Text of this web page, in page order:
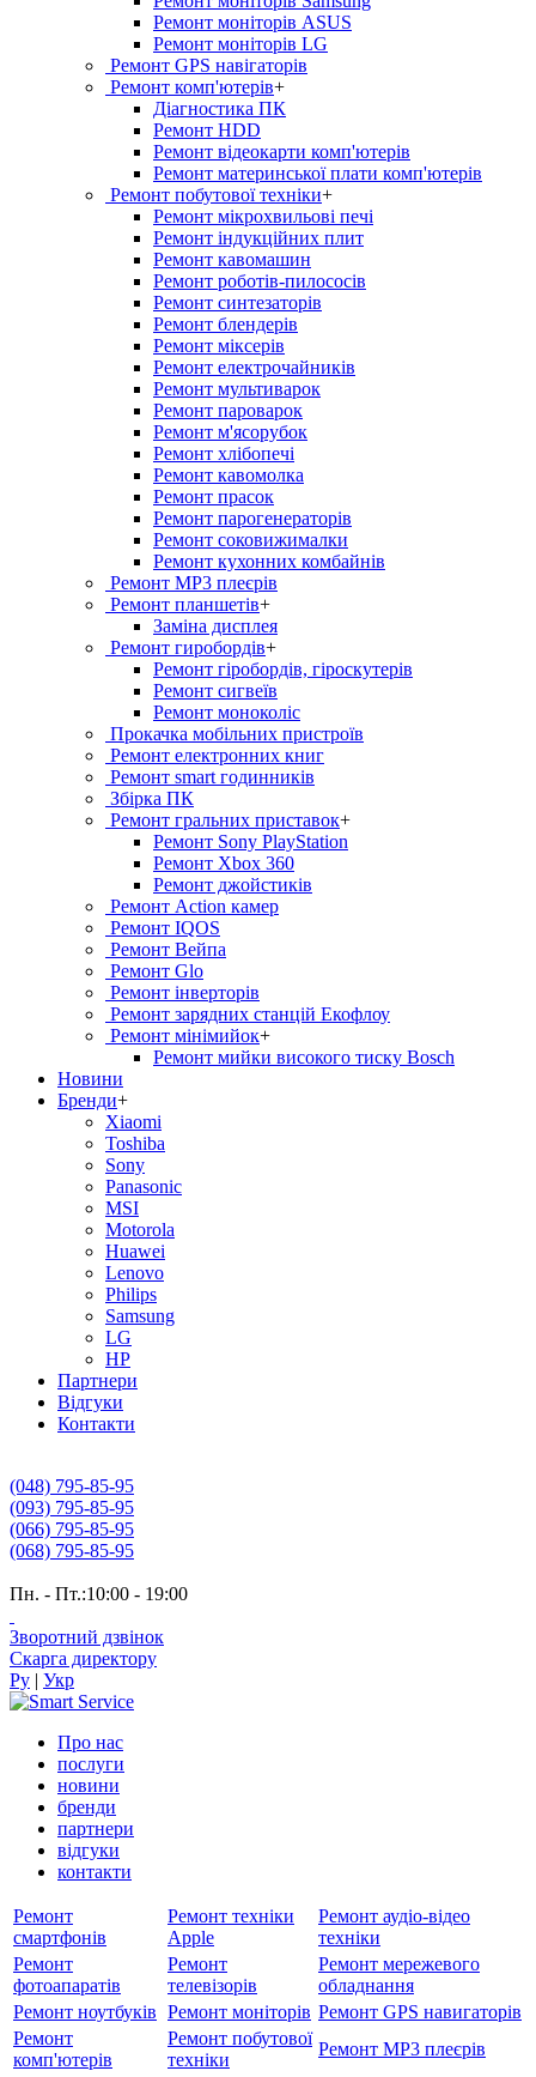
Ремонт моніторів ASUS
Ремонт моніторів LG
Ремонт GPS навігаторів
Ремонт комп'ютерів+
Діагностика ПК
Ремонт HDD
Ремонт відеокарти комп'ютерів
Ремонт материнської плати комп'ютерів
Ремонт побутової техніки+
Ремонт мікрохвильові печі
Ремонт індукційних плит
Ремонт кавомашин
Ремонт роботів-пилососів
Ремонт синтезаторів
Ремонт блендерiв
Ремонт мiксерiв
Ремонт електрочайників
Ремонт мультиварок
Ремонт пароварок
Ремонт м'ясорубок
Ремонт хлiбопечi
Ремонт кавомолка
Ремонт прасок
Ремонт парогенераторiв
Ремонт соковижималки
Ремонт кухонних комбайнів
Ремонт MP3 плеєрів
Ремонт планшетів+
Заміна дисплея
Ремонт гиробордiв+
Ремонт гіробордів, гіроскутерів
Ремонт сигвеїв
Ремонт моноколіс
Прокачка мобільних пристроїв
Ремонт електронних книг
Ремонт smart годинників
Збірка ПК
Ремонт гральних приставок+
Ремонт Sony PlayStation
Ремонт Xbox 360
Ремонт джойстиків
Ремонт Action камер
Ремонт IQOS
Ремонт Вейпа
Ремонт Glo
Ремонт інверторів
Ремонт зарядних станцій Екофлоу
Ремонт мiнiмийок+
Ремонт мийки високого тиску Bosch
Новини
Бренди+
Xiaomi
Toshiba
Sony
Panasonic
MSI
Motorola
Huawei
Lenovo
Philips
Samsung
LG
HP
Партнери
Вiдгуки
Контакти
(048) 795-85-95
(093) 795-85-95
(066) 795-85-95
(068) 795-85-95
Пн. - Пт.:10:00 - 19:00
Зворотний дзвінок
Скарга директору
Ру | Укр
Про нас
послуги
новини
бренди
партнери
вiдгуки
контакти
Ремонт
смартфонів
Ремонт техніки
Apple
Ремонт аудіо-відео
техніки
Ремонт
фотоапаратів
Ремонт
телевізорів
Ремонт мережевого
обладнання
Ремонт ноутбуків Ремонт моніторів Ремонт GPS навигаторів
Ремонт
комп'ютерів
Ремонт побутової
техніки
Ремонт MP3 плеєрів